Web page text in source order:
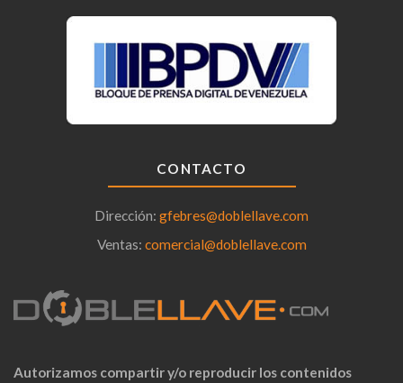
CONTACTO
Dirección: gfebres@doblellave.com
Ventas: comercial@doblellave.com
Autorizamos compartir y/o reproducir los contenidos